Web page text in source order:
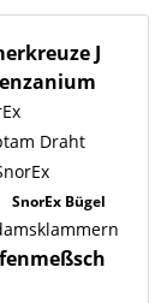
J
Draht
SnorEx Bügel